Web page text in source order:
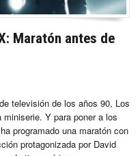
Maratón antes de
televisión de los años 90, Los
Y para poner a los
programado una maratón con
protagonizada por David